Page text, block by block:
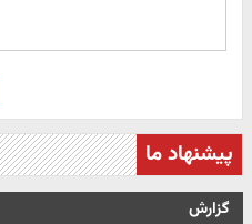
پیشنهاد ما
گزارش